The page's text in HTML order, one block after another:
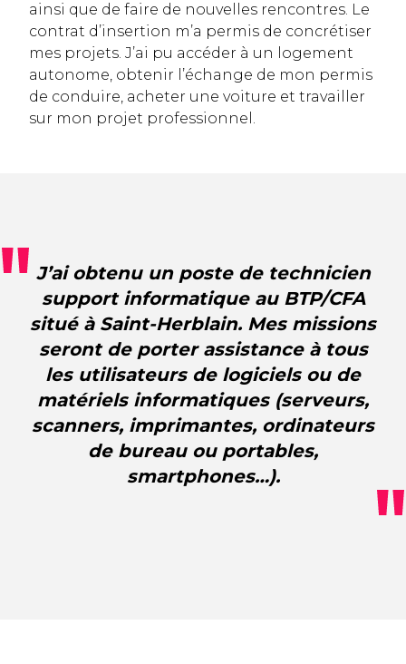
ainsi que de faire de nouvelles rencontres. Le
contrat d’insertion m’a permis de concrétiser
mes projets. J’ai pu accéder à un logement
autonome, obtenir l’échange de mon permis
de conduire, acheter une voiture et travailler
sur mon projet professionnel.
J’ai obtenu un poste de technicien
support informatique au BTP/CFA
situé à Saint-Herblain. Mes missions
seront de porter assistance à tous
les utilisateurs de logiciels ou de
matériels informatiques (serveurs,
scanners, imprimantes, ordinateurs
de bureau ou portables,
smartphones…).